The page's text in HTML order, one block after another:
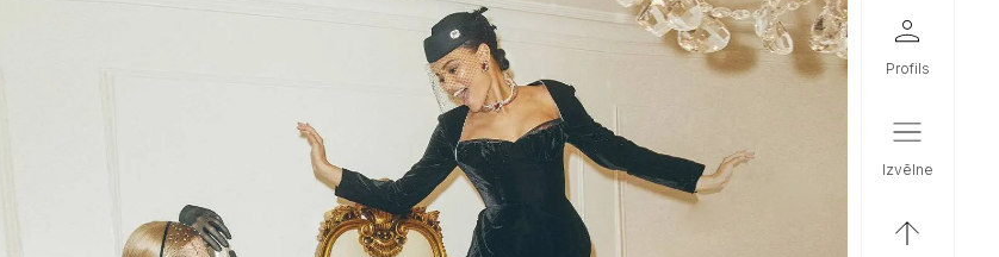
profils
izvēlne